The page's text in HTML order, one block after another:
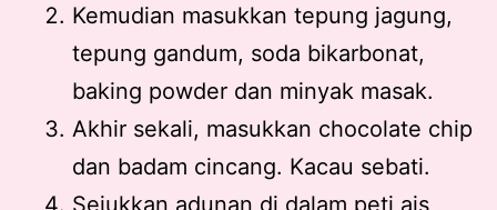
Kemudian masukkan tepung jagung,
tepung gandum, soda bikarbonat,
baking powder dan minyak masak.
Akhir sekali, masukkan chocolate chip
dan badam cincang. Kacau sebati.
Sejukkan adunan di dalam peti ais